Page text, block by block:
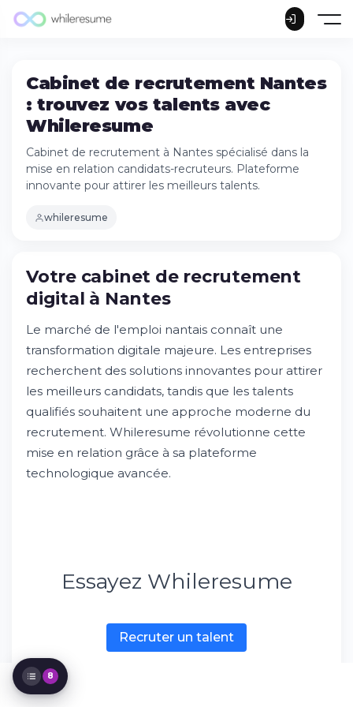
Cabinet de recrutement Nantes
: trouvez vos talents avec
Whileresume
Cabinet de recrutement à Nantes spécialisé dans la
mise en relation candidats-recruteurs. Plateforme
innovante pour attirer les meilleurs talents.
whileresume
Votre cabinet de recrutement digital à
Nantes
Les secteurs d'expertise de notre agence
Comment fonctionne notre processus de
L'avenir du recrutement digital en
8
Votre cabinet de recrutement
digital à Nantes
Le marché de l'emploi nantais connaît une
transformation digitale majeure. Les entreprises
recherchent des solutions innovantes pour attirer
les meilleurs candidats, tandis que les talents
qualifiés souhaitent une approche moderne du
recrutement. Whileresume révolutionne cette
mise en relation grâce à sa plateforme
technologique avancée.
Essayez Whileresume
Recruter un talent